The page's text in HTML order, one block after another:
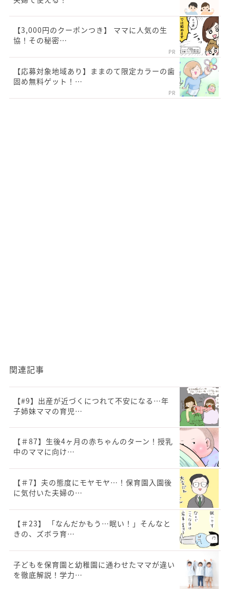
【3,000円のクーポンつき】 ママに人気の生
協！その秘密…
PR
【応募対象地域あり】ままのて限定カラーの歯
固め無料ゲット！…
PR
関連記事
【#9】出産が近づくにつれて不安になる…年
子姉妹ママの育児…
【＃87】生後4ヶ月の赤ちゃんのターン！授乳
中のママに向け…
【＃7】夫の態度にモヤモヤ…！保育園入園後
に気付いた夫婦の…
【＃23】 「なんだかもう…眠い！」そんなと
きの、ズボラ育…
子どもを保育園と幼稚園に通わせたママが違い
を徹底解説！学力…